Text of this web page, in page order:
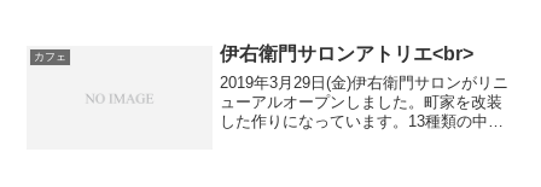
ア」(税込￥440)は、カフェ・ド・クリエ
オリジ...
カフェ 伊右衛門サロンアトリエ<br>
2019年3月29日(金)伊右衛門サロンがリニ
ューアルオープンしました。町家を改装
した作りになっています。13種類の中か